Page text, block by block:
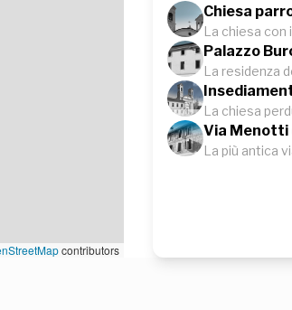
contributors
Chiesa
La chiesa con
Palazzo
La residenza
La chiesa
Via Menotti
La più antica